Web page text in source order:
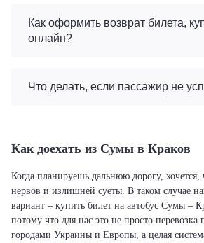
Как оформить возврат билета,
онлайн?
Что делать, если пассажир не
Как доехать из Сумы в Краков
Когда планируешь дальнюю дорогу,
нервов и излишней суеты. В таком случае
вариант – купить билет на автобус Сумы –
потому что для нас это не просто
городами Украины и Европы, а целая